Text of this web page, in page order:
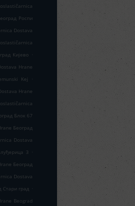
Роспи
Dostava
Кијево .
Hrane
Kej
.
Hrane
Блок 67
Београд
Dostava
3 .
Београд
Dostava
Стари град .
Beograd